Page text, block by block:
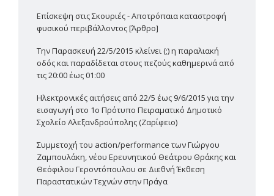
Επίσκεψη στις Σκουριές - Αποτρόπαια καταστροφή
φυσικού περιβάλλοντος [Άρθρο]
Την Παρασκευή 22/5/2015 κλείνει (;) η παραλιακή
οδός και παραδίδεται στους πεζούς καθημερινά από
τις 20:00 έως 01:00
Ηλεκτρονικές αιτήσεις από 22/5 έως 9/6/2015 για την
εισαγωγή στο 1ο Πρότυπο Πειραματικό Δημοτικό
Σχολείο Αλεξανδρούπολης (Ζαρίφειο)
Συμμετοχή του action/performance των Γιώργου
Ζαμπουλάκη, νέου Ερευνητικού Θεάτρου Θράκης και
Θεόφιλου Γεροντόπουλου σε Διεθνή Έκθεση
Παραστατικών Τεχνών στην Πράγα